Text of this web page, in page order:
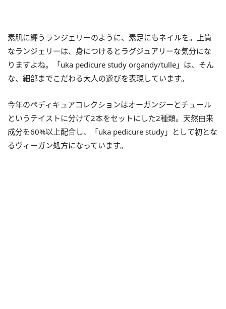
素肌に纏うランジェリーのように、素足にもネイルを。上質
なランジェリーは、身につけるとラグジュアリーな気分にな
りますよね。「uka pedicure study organdy/tulle」は、そん
な、細部までこだわる大人の遊びを表現しています。
今年のペディキュアコレクションはオーガンジーとチュール
というテイストに分けて2本をセットにした2種類。天然由来
成分を60%以上配合し、「uka pedicure study」として初とな
るヴィーガン処方になっています。